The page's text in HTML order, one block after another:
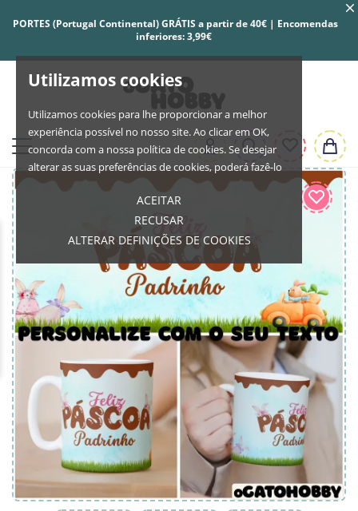
Utilizamos cookies
Utilizamos cookies para lhe proporcionar a melhor
experiência possível no nosso site. Ao clicar em OK,
concorda com a nossa política de cookies. Se desejar
alterar as suas preferências de cookies, poderá fazê-lo
ACEITAR
RECUSAR
ALTERAR DEFINIÇÕES DE COOKIES
PORTES (Portugal Continental) GRÁTIS a partir de 40€ | Encomendas
inferiores: 3,99€